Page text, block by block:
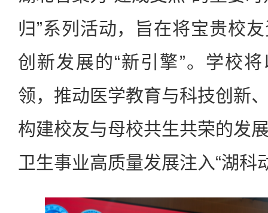
归”系列活动，旨在将宝贵校
创新发展的“新引擎”。学校
领，推动医学教育与科技创新
构建校友与母校共生共荣的发
卫生事业高质量发展注入“湖科